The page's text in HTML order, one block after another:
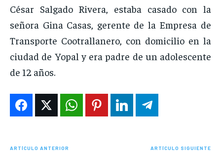
César Salgado Rivera, estaba casado con la
señora Gina Casas, gerente de la Empresa de
Transporte Cootrallanero, con domicilio en la
ciudad de Yopal y era padre de un adolescente
de 12 años.
ARTÍCULO ANTERIOR ARTÍCULO SIGUIENTE